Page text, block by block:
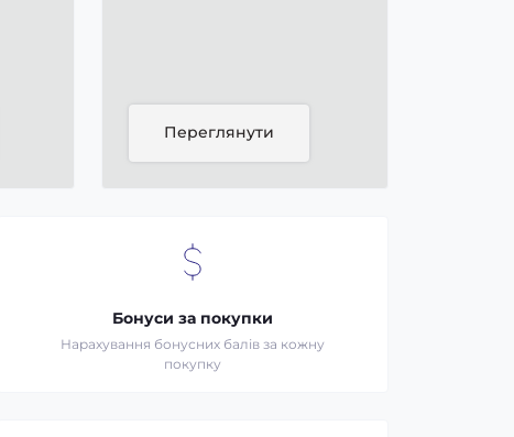
Переглянути
Бонуси за покупки
Нарахування бонусних балів за кожну
покупку